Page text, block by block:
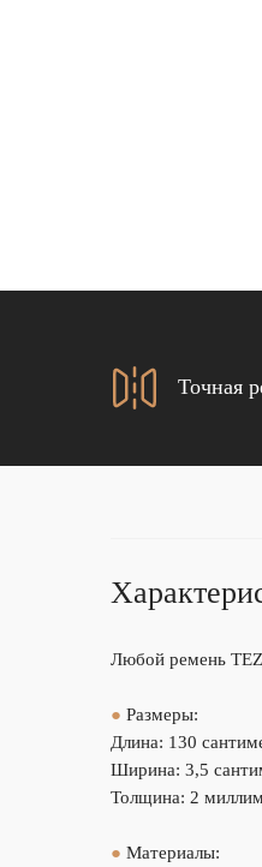
Точная
Любой ремень
● Размеры:
Длина: 130
Ширина: 3,5
Толщина: 2
● Материалы: